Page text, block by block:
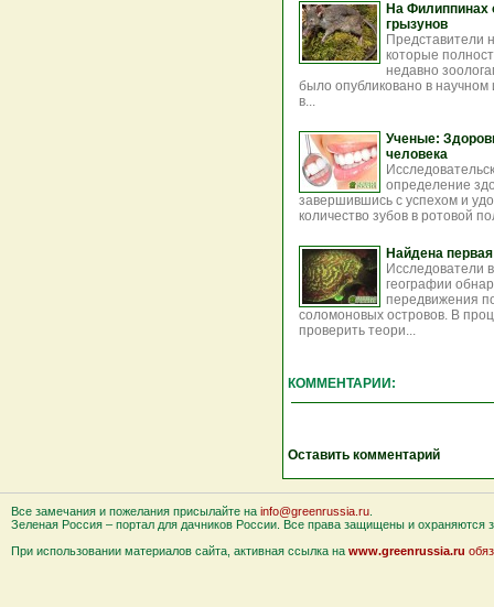
На Филиппинах
грызунов
Представители
которые
недавно
было опубликовано в
в...
Ученые:
человека
определение
завершившись с успехом и
количество зубов в ротовой
Найдена
Исследователи
географии
передвижения
соломоновых островов. В
проверить теори...
КОММЕНТАРИИ:
Оставить комментарий
Все замечания и пожелания присылайте на info@greenrussia.ru
Зеленая Россия – портал для дачников России. Все права защищены и охраняются
При использовании материалов сайта, активная ссылка на www.greenrussia.ru